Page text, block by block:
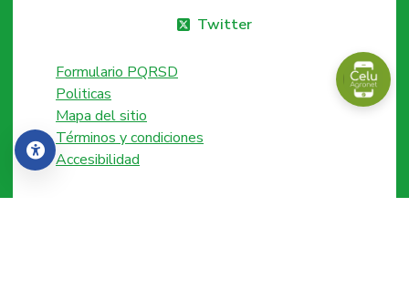
Accesibilidad
Twitter
Formulario PQRSD
Politicas
Mapa del sitio
Términos y condiciones
Accesibilidad